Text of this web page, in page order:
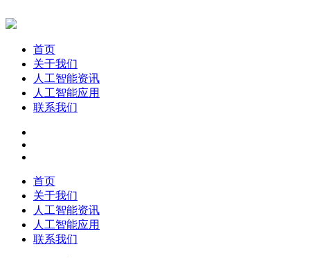
首页
关于我们
人工智能资讯
人工智能应用
联系我们
首页
关于我们
人工智能资讯
人工智能应用
联系我们